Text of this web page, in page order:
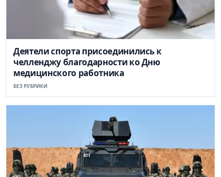
Деятели спорта присоединились к
челленджу благодарности ко Дню
медицинского работника
БЕЗ РУБРИКИ